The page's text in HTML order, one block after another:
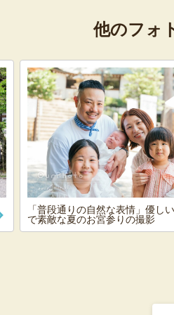
他のフォ
「普段通りの自然な表情」優し
で素敵な夏のお宮参りの撮影